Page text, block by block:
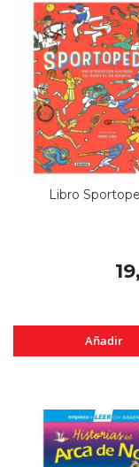
Libro
Añadir